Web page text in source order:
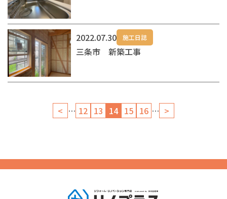
2022.07.30 施工日誌
三条市 新築工事
< … 12 13 14 15 16 … >